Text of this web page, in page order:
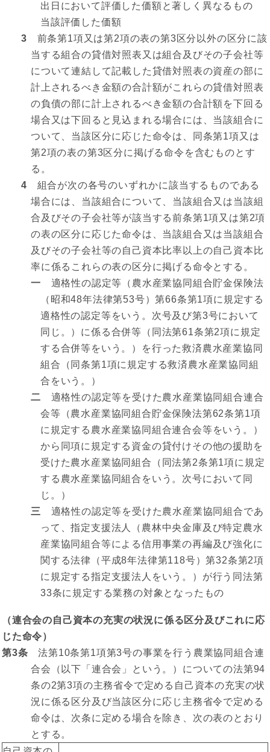
出日において評価した価額と著しく異なるもの
当該評価した価額
3 前条第1項又は第2項の表の第3区分以外の区分に該
当する組合の貸借対照表又は組合及びその子会社等
について連結して記載した貸借対照表の資産の部に
計上されるべき金額の合計額がこれらの貸借対照表
の負債の部に計上されるべき金額の合計額を下回る
場合又は下回ると見込まれる場合には、当該組合に
ついて、当該区分に応じた命令は、同条第1項又は
第2項の表の第3区分に掲げる命令を含むものとす
る。
4 組合が次の各号のいずれかに該当するものである
場合には、当該組合について、当該組合又は当該組
合及びその子会社等が該当する前条第1項又は第2項
の表の区分に応じた命令は、当該組合又は当該組合
及びその子会社等の自己資本比率以上の自己資本比
率に係るこれらの表の区分に掲げる命令とする。
一 適格性の認定等（農水産業協同組合貯金保険法
（昭和48年法律第53号）第66条第1項に規定する
適格性の認定等をいう。次号及び第3号において
同じ。）に係る合併等（同法第61条第2項に規定
する合併等をいう。）を行った救済農水産業協同
組合（同条第1項に規定する救済農水産業協同組
合をいう。）
二 適格性の認定等を受けた農水産業協同組合連合
会等（農水産業協同組合貯金保険法第62条第1項
に規定する農水産業協同組合連合会等をいう。）
から同項に規定する資金の貸付けその他の援助を
受けた農水産業協同組合（同法第2条第1項に規定
する農水産業協同組合をいう。次号において同
じ。）
三
適格性の認定等を受けた農水産業協同組合であ
って、指定支援法人（農林中央金庫及び特定農水
産業協同組合等による信用事業の再編及び強化に
関する法律（平成8年法律第118号）第32条第2項
に規定する指定支援法人をいう。）が行う同法第
33条に規定する業務の対象となったもの
（連合会の自己資本の充実の状況に係る区分及びこれに応
じた命令）
第3条 法第10条第1項第3号の事業を行う農業協同組合連
合会（以下「連合会」という。）についての法第94
条の2第3項の主務省令で定める自己資本の充実の状
況に係る区分及び当該区分に応じ主務省令で定める
命令は、次条に定める場合を除き、次の表のとおり
とする。